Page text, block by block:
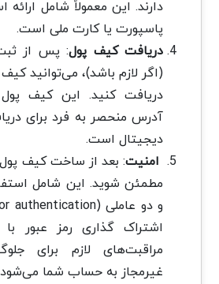
دارند. این معمولاً شامل ارائه
پاسپورت یا کارت ملی است.
دریافت کیف پول: پس از
(اگر لازم باشد)، می‌توانید
دریافت کنید. این کیف
آدرس منحصر به فرد برای
دیجیتال است.
امنیت: بعد از ساخت کیف
مطمئن شوید. این شامل
اشتراک گذاری رمز عبور
مراقبت‌های لازم برای
غیرمجاز به حساب شما